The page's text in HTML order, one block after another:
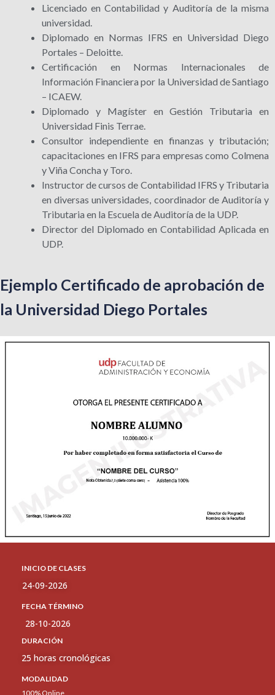
Licenciado en Contabilidad y Auditoría de la misma
universidad.
Diplomado en Normas IFRS en Universidad Diego
Portales – Deloitte.
Certificación en Normas Internacionales de
Información Financiera por la Universidad de Santiago
– ICAEW.
Diplomado y Magíster en Gestión Tributaria en
Universidad Finis Terrae.
Consultor independiente en finanzas y tributación;
capacitaciones en IFRS para empresas como Colmena
y Viña Concha y Toro.
Instructor de cursos de Contabilidad IFRS y Tributaria
en diversas universidades, coordinador de Auditoría y
Tributaria en la Escuela de Auditoría de la UDP.
Director del Diplomado en Contabilidad Aplicada en
UDP.
Ejemplo Certificado de aprobación de
la Universidad Diego Portales
INICIO DE CLASES
24-09-2026
FECHA TÉRMINO
28-10-2026
DURACIÓN
25 horas cronológicas
MODALIDAD
100% Online